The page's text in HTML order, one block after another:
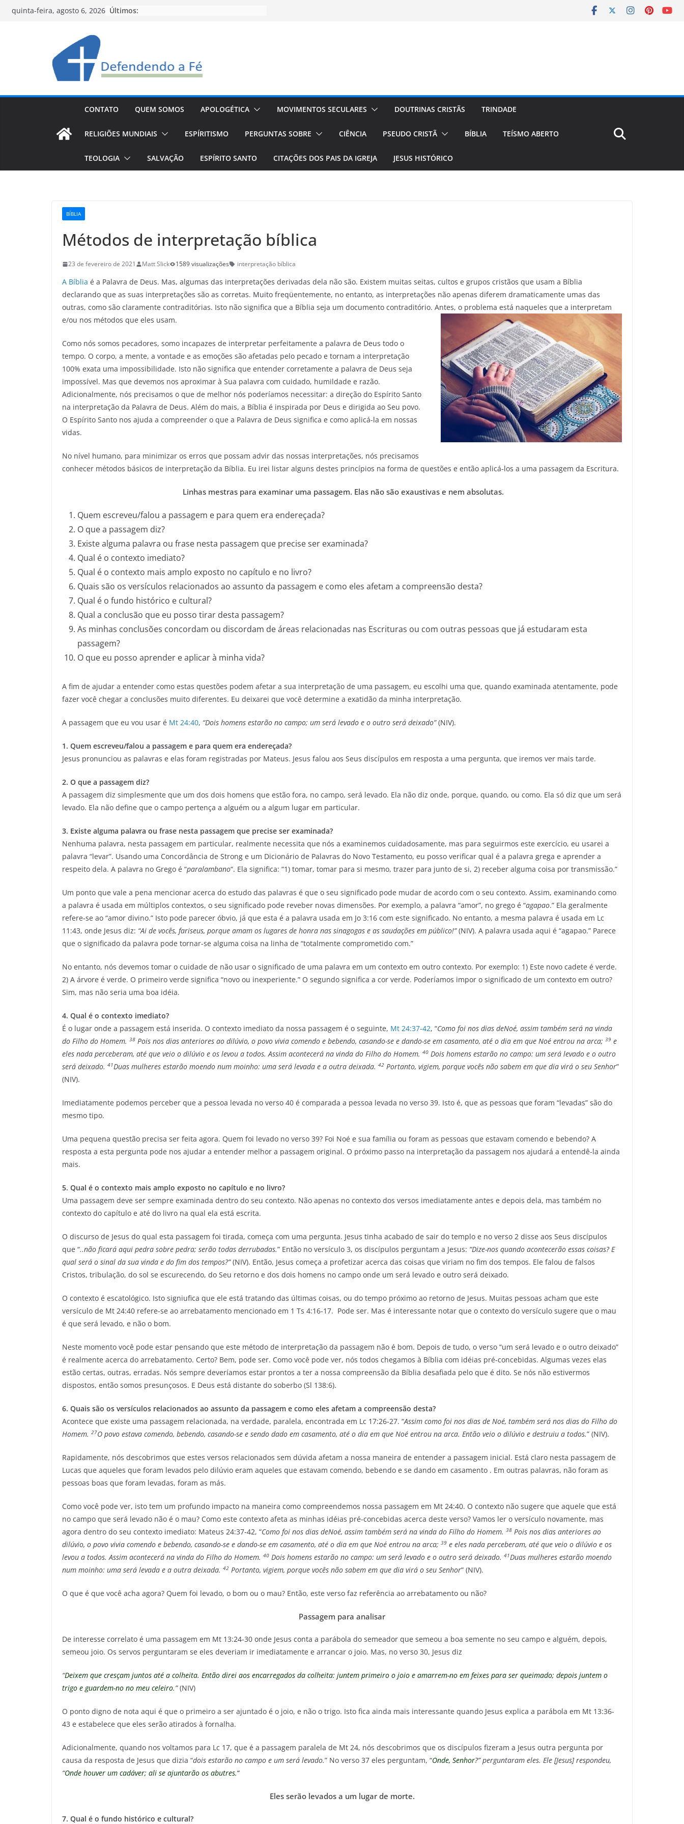
Pularquinta-feira, agosto 6, 2026 Últimos:
CONTATO QUEM SOMOS APOLOGÉTICA MOVIMENTOS SECULARES DOUTRINAS CRISTÃS TRINDADE
RELIGIÕES MUNDIAIS ESPÍRITISMO PERGUNTAS SOBRE CIÊNCIA PSEUDO CRISTÃ BÍBLIA TEÍSMO ABERTO
TEOLOGIA SALVAÇÃO ESPÍRITO SANTO CITAÇÕES DOS PAIS DA IGREJA JESUS HISTÓRICO
BÍBLIA
Métodos de interpretação bíblica
23 de fevereiro de 2021 Matt Slick 1589 visualizações interpretação bíblica
A Bíblia é a Palavra de Deus. Mas, algumas das interpretações derivadas dela não são. Existem muitas seitas, cultos e grupos cristãos que usam a Bíblia
declarando que as suas interpretações são as corretas. Muito freqüentemente, no entanto, as interpretações não apenas diferem dramaticamente umas das
outras, como são claramente contraditórias. Isto não significa que a Bíblia seja um documento contraditório. Antes, o problema está naqueles que a interpretam
e/ou nos métodos que eles usam.
Como nós somos pecadores, somo incapazes de interpretar perfeitamente a palavra de Deus todo o
tempo. O corpo, a mente, a vontade e as emoções são afetadas pelo pecado e tornam a interpretação
100% exata uma impossibilidade. Isto não significa que entender corretamente a palavra de Deus seja
impossível. Mas que devemos nos aproximar à Sua palavra com cuidado, humildade e razão.
Adicionalmente, nós precisamos o que de melhor nós poderíamos necessitar: a direção do Espírito Santo
na interpretação da Palavra de Deus. Além do mais, a Bíblia é inspirada por Deus e dirigida ao Seu povo.
O Espírito Santo nos ajuda a compreender o que a Palavra de Deus significa e como aplicá-la em nossas
vidas.
No nível humano, para minimizar os erros que possam advir das nossas interpretações, nós precisamos
conhecer métodos básicos de interpretação da Bíblia. Eu irei listar alguns destes princípios na forma de questões e então aplicá-los a uma passagem da Escritura.
Linhas mestras para examinar uma passagem. Elas não são exaustivas e nem absolutas.
Quem escreveu/falou a passagem e para quem era endereçada?
O que a passagem diz?
Existe alguma palavra ou frase nesta passagem que precise ser examinada?
Qual é o contexto imediato?
Qual é o contexto mais amplo exposto no capítulo e no livro?
Quais são os versículos relacionados ao assunto da passagem e como eles afetam a compreensão desta?
Qual é o fundo histórico e cultural?
Qual a conclusão que eu posso tirar desta passagem?
As minhas conclusões concordam ou discordam de áreas relacionadas nas Escrituras ou com outras pessoas que já estudaram esta
passagem?
O que eu posso aprender e aplicar à minha vida?
A fim de ajudar a entender como estas questões podem afetar a sua interpretação de uma passagem, eu escolhi uma que, quando examinada atentamente, pode
fazer você chegar a conclusões muito diferentes. Eu deixarei que você determine a exatidão da minha interpretação.
A passagem que eu vou usar é Mt 24:40, “Dois homens estarão no campo; um será levado e o outro será deixado”(NIV).
1. Quem escreveu/falou a passagem e para quem era endereçada?
Jesus pronunciou as palavras e elas foram registradas por Mateus. Jesus falou aos Seus discípulos em resposta a uma pergunta, que iremos ver mais tarde.
2. O que a passagem diz?
A passagem diz simplesmente que um dos dois homens que estão fora, no campo, será levado. Ela não diz onde, porque, quando, ou como. Ela só diz que um será
levado. Ela não define que o campo pertença a alguém ou a algum lugar em particular.
3. Existe alguma palavra ou frase nesta passagem que precise ser examinada?
Nenhuma palavra, nesta passagem em particular, realmente necessita que nós a examinemos cuidadosamente, mas para seguirmos este exercício, eu usarei a
palavra “levar”. Usando uma Concordância de Strong e um Dicionário de Palavras do Novo Testamento, eu posso verificar qual é a palavra grega e aprender a
respeito dela. A palavra no Grego é “paralambano“. Ela significa: “1) tomar, tomar para si mesmo, trazer para junto de si, 2) receber alguma coisa por transmissão.”
Um ponto que vale a pena mencionar acerca do estudo das palavras é que o seu significado pode mudar de acordo com o seu contexto. Assim, examinando como
a palavra é usada em múltiplos contextos, o seu significado pode reveber novas dimensões. Por exemplo, a palavra “amor”, no grego é “agapao.” Ela geralmente
refere-se ao “amor divino.” Isto pode parecer óbvio, já que esta é a palavra usada em Jo 3:16 com este significado. No entanto, a mesma palavra é usada em Lc
11:43, onde Jesus diz: “Ai de vocês, fariseus, porque amam os lugares de honra nas sinagogas e as saudações em público!”(NIV). A palavra usada aqui é “agapao.” Parece
que o significado da palavra pode tornar-se alguma coisa na linha de “totalmente comprometido com.”
No entanto, nós devemos tomar o cuidade de não usar o significado de uma palavra em um contexto em outro contexto. Por exemplo: 1) Este novo cadete é verde.
2) A árvore é verde. O primeiro verde significa “novo ou inexperiente.” O segundo significa a cor verde. Poderíamos impor o significado de um contexto em outro?
Sim, mas não seria uma boa idéia.
4. Qual é o contexto imediato?
É o lugar onde a passagem está inserida. O contexto imediato da nossa passagem é o seguinte, Mt 24:37-42, “Como foi nos dias deNoé, assim também será na vinda
do Filho do Homem. 38 Pois nos dias anteriores ao dilúvio, o povo vivia comendo e bebendo, casando-se e dando-se em casamento, até o dia em que Noé entrou na arca; 39 e
eles nada perceberam, até que veio o dilúvio e os levou a todos. Assim acontecerá na vinda do Filho do Homem. 40 Dois homens estarão no campo: um será levado e o outro
será deixado. 41Duas mulheres estarão moendo num moinho: uma será levada e a outra deixada. 42 Portanto, vigiem, porque vocês não sabem em que dia virá o seu Senhor”
(NIV).
Imediatamente podemos perceber que a pessoa levada no verso 40 é comparada a pessoa levada no verso 39. Isto é, que as pessoas que foram “levadas” são do
mesmo tipo.
Uma pequena questão precisa ser feita agora. Quem foi levado no verso 39? Foi Noé e sua família ou foram as pessoas que estavam comendo e bebendo? A
resposta a esta pergunta pode nos ajudar a entender melhor a passagem original. O próximo passo na interpretação da passagem nos ajudará a entendê-la ainda
mais.
5. Qual é o contexto mais amplo exposto no capítulo e no livro?
Uma passagem deve ser sempre examinada dentro do seu contexto. Não apenas no contexto dos versos imediatamente antes e depois dela, mas também no
contexto do capítulo e até do livro na qual ela está escrita.
O discurso de Jesus do qual esta passagem foi tirada, começa com uma pergunta. Jesus tinha acabado de sair do templo e no verso 2 disse aos Seus discípulos
que “..não ficará aqui pedra sobre pedra; serão todas derrubadas.” Então no versículo 3, os discípulos perguntam a Jesus: “Dize-nos quando acontecerão essas coisas? E
qual será o sinal da sua vinda e do fim dos tempos?”(NIV). Então, Jesus começa a profetizar acerca das coisas que viriam no fim dos tempos. Ele falou de falsos
Cristos, tribulação, do sol se escurecendo, do Seu retorno e dos dois homens no campo onde um será levado e outro será deixado.
O contexto é escatológico. Isto signiufica que ele está tratando das últimas coisas, ou do tempo próximo ao retorno de Jesus. Muitas pessoas acham que este
versículo de Mt 24:40 refere-se ao arrebatamento mencionado em 1 Ts 4:16-17. Pode ser. Mas é interessante notar que o contexto do versículo sugere que o mau
é que será levado, e não o bom.
Neste momento você pode estar pensando que este método de interpretação da passagem não é bom. Depois de tudo, o verso “um será levado e o outro deixado”
é realmente acerca do arrebatamento. Certo? Bem, pode ser. Como você pode ver, nós todos chegamos à Bíblia com idéias pré-concebidas. Algumas vezes elas
estão certas, outras, erradas. Nós sempre deveríamos estar prontos a ter a nossa compreensão da Bíblia desafiada pelo que é dito. Se nós não estivermos
dispostos, então somos presunçosos. E Deus está distante do soberbo (Sl 138:6).
6. Quais são os versículos relacionados ao assunto da passagem e como eles afetam a compreensão desta?
Acontece que existe uma passagem relacionada, na verdade, paralela, encontrada em Lc 17:26-27. “Assim como foi nos dias de Noé, também será nos dias do Filho do
Homem. 27O povo estava comendo, bebendo, casando-se e sendo dado em casamento, até o dia em que Noé entrou na arca. Então veio o dilúvio e destruiu a todos.” (NIV).
Rapidamente, nós descobrimos que estes versos relacionados sem dúvida afetam a nossa maneira de entender a passagem inicial. Está claro nesta passagem de
Lucas que aqueles que foram levados pelo dilúvio eram aqueles que estavam comendo, bebendo e se dando em casamento . Em outras palavras, não foram as
pessoas boas que foram levadas, foram as más.
Como você pode ver, isto tem um profundo impacto na maneira como compreendemos nossa passagem em Mt 24:40. O contexto não sugere que aquele que está
no campo que será levado não é o mau? Como este contexto afeta as minhas idéias pré-concebidas acerca deste verso? Vamos ler o versículo novamente, mas
agora dentro do seu contexto imediato: Mateus 24:37-42, “Como foi nos dias deNoé, assim também será na vinda do Filho do Homem. 38 Pois nos dias anteriores ao
dilúvio, o povo vivia comendo e bebendo, casando-se e dando-se em casamento, até o dia em que Noé entrou na arca; 39 e eles nada perceberam, até que veio o dilúvio e os
levou a todos. Assim acontecerá na vinda do Filho do Homem. 40 Dois homens estarão no campo: um será levado e o outro será deixado. 41Duas mulheres estarão moendo
num moinho: uma será levada e a outra deixada. 42 Portanto, vigiem, porque vocês não sabem em que dia virá o seu Senhor” (NIV).
O que é que você acha agora? Quem foi levado, o bom ou o mau? Então, este verso faz referência ao arrebatamento ou não?
Passagem para analisar
De interesse correlato é uma passagem em Mt 13:24-30 onde Jesus conta a parábola do semeador que semeou a boa semente no seu campo e alguém, depois,
semeou joio. Os servos perguntaram se eles deveriam ir imediatamente e arrancar o joio. Mas, no verso 30, Jesus diz
“Deixem que cresçam juntos até a colheita. Então direi aos encarregados da colheita: juntem primeiro o joio e amarrem-no em feixes para ser queimado; depois juntem o
trigo e guardem-no no meu celeiro.”(NIV)
O ponto digno de nota aqui é que o primeiro a ser ajuntado é o joio, e não o trigo. Isto fica ainda mais interessante quando Jesus explica a parábola em Mt 13:36-
43 e estabelece que eles serão atirados à fornalha.
Adicionalmente, quando nos voltamos para Lc 17, que é a passagem paralela de Mt 24, nós descobrimos que os discípulos fizeram a Jesus outra pergunta por
causa da resposta de Jesus que dizia “dois estarão no campo e um será levado.” No verso 37 eles perguntam, “Onde, Senhor?” perguntaram eles. Ele [Jesus] respondeu,
“Onde houver um cadáver; ali se ajuntarão os abutres.“
Eles serão levados a um lugar de morte.
7. Qual é o fundo histórico e cultural?